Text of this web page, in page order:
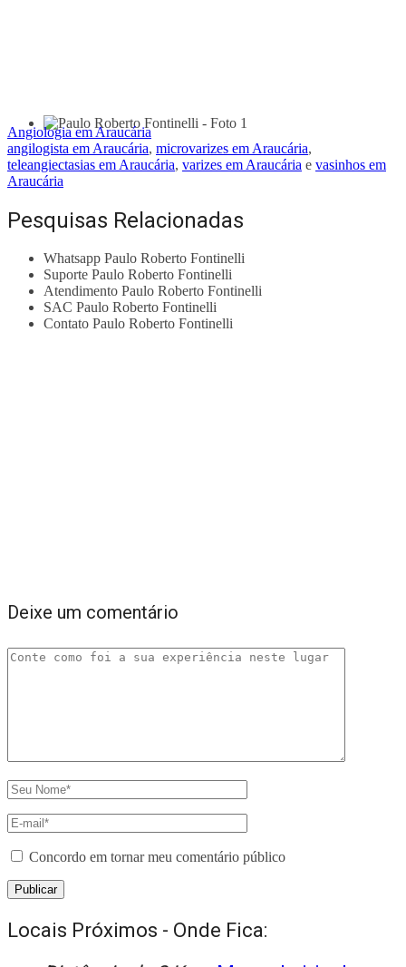
Angiologia em Araucária
angilogista em Araucária, microvarizes em Araucária,
teleangiectasias em Araucária, varizes em Araucária e vasinhos em
Araucária
Pesquisas Relacionadas
Whatsapp Paulo Roberto Fontinelli
Suporte Paulo Roberto Fontinelli
Atendimento Paulo Roberto Fontinelli
SAC Paulo Roberto Fontinelli
Contato Paulo Roberto Fontinelli
Deixe um comentário
Concordo em tornar meu comentário público
Locais Próximos - Onde Fica: